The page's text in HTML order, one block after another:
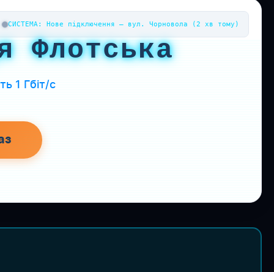
СИСТЕМА: Нове підключення — вул. Чорновола (2 хв тому)
Флотська
1 Гбіт/с